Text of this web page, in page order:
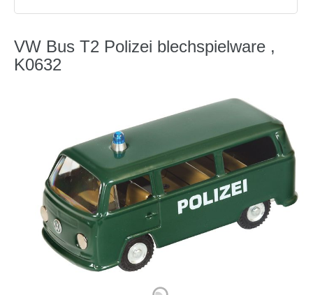
VW Bus T2 Polizei blechspielware ,
K0632